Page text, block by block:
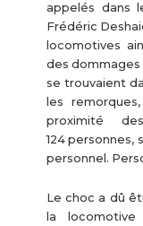
appelés dans
Frédéric
locomotives
des dommages
se trouvaient
les
proximité
124 personnes,
personnel.
Le choc a dû
la